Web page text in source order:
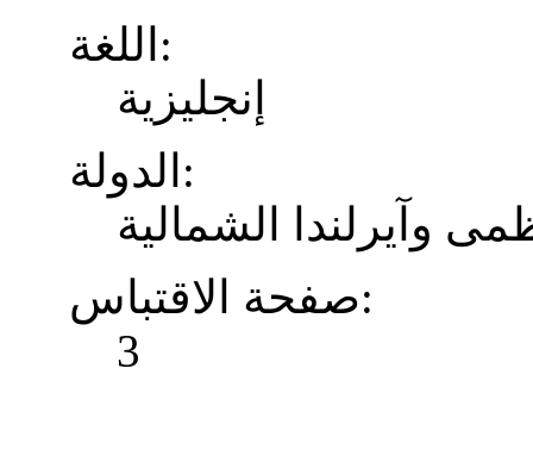
اللغة:
إنجليزية
الدولة:
وآيرلندا الشمالية
صفحة الاقتباس:
3